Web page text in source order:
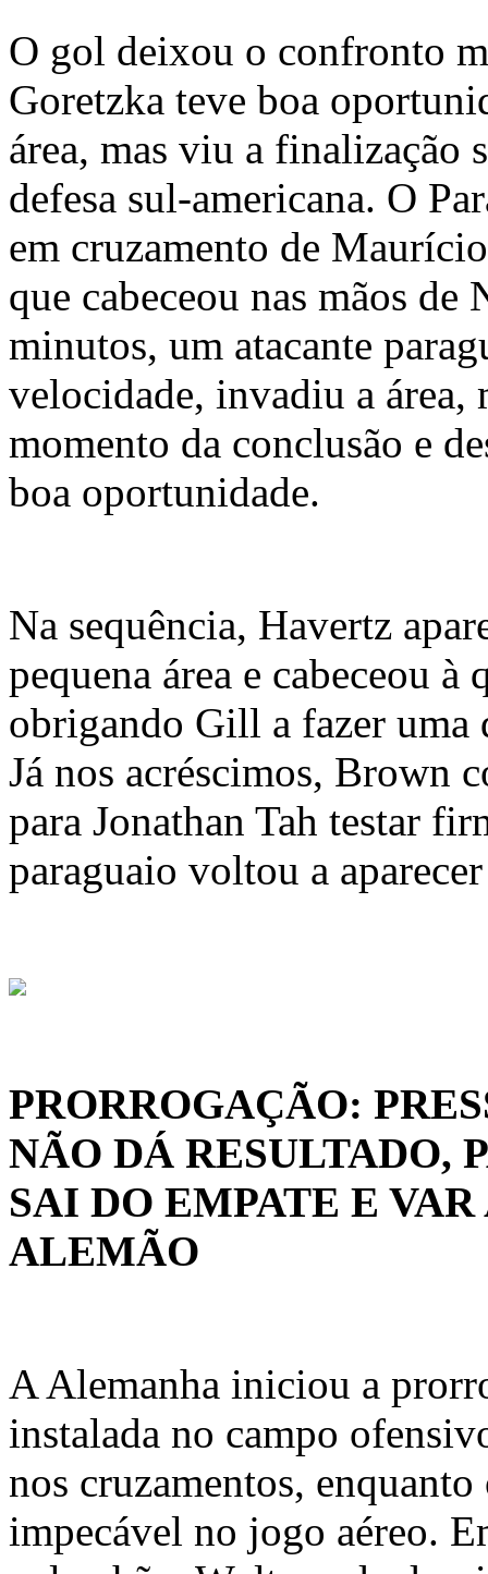
O gol deixou o confronto
Goretzka teve boa
área, mas viu a finalização
defesa sul-americana. O
em cruzamento de
que cabeceou nas mãos de
minutos, um atacante
velocidade, invadiu a área,
momento da conclusão e
boa oportunidade.
Na sequência, Havertz
pequena área e cabeceou à
obrigando Gill a fazer uma
Já nos acréscimos, Brown
para Jonathan Tah testar
paraguaio voltou a
PRORROGAÇÃO:
NÃO DÁ RESULTADO,
SAI DO EMPATE E
ALEMÃO
A Alemanha iniciou a
instalada no campo
nos cruzamentos,
impecável no jogo aéreo.